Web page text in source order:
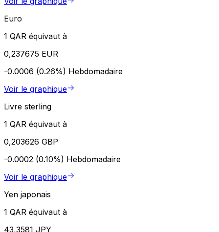
Euro
1 QAR équivaut à
0,237675 EUR
-0.0006 (0.26%) Hebdomadaire
Voir le graphique
Livre sterling
1 QAR équivaut à
0,203626 GBP
-0.0002 (0.10%) Hebdomadaire
Voir le graphique
Yen japonais
1 QAR équivaut à
43,3581 JPY